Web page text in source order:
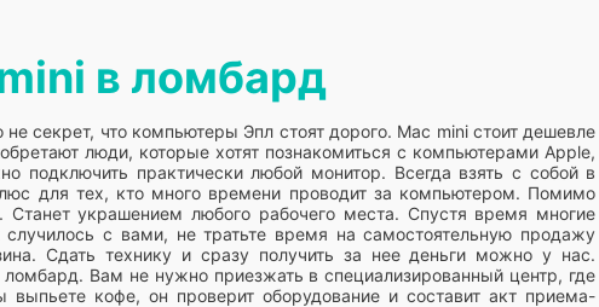
в ломбард
секрет, что компьютеры Эпл стоят дорого. Mac mini стоит дешевле
люди, которые хотят познакомиться с компьютерами Apple,
подключить практически любой монитор. Всегда взять с собой в
для тех, кто много времени проводит за компьютером. Помимо
Станет украшением любого рабочего места. Спустя время многие
с вами, не тратьте время на самостоятельную продажу
Сдать технику и сразу получить за нее деньги можно у нас.
Вам не нужно приезжать в специализированный центр, где
кофе, он проверит оборудование и составит акт приема-